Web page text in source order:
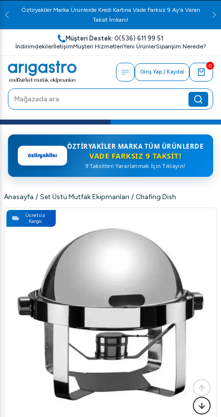
Öztiryakiler Marka Ürünlerde Kredi Kartına Vade Farksız 9 Ay'a Varan
Taksit İmkanı!
Müşteri Destek: 0(536) 611 99 51
İndirimdekilerİletişimMüşteri HizmetleriYeni ÜrünlerSiparişim Nerede?
Giriş Yap / Kaydol
0
ÖZTIRYAKILER MARKA TÜM ÜRÜNLERDE
VADE FARKSIZ 9 TAKSIT!
9 Taksitten Yararlanmak İçin Tıklayın!
Anasayfa / Set Üstü Mutfak Ekipmanları / Chafing Dish
Ücretsiz
Kargo